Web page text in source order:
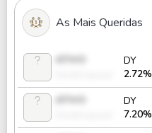
As Mais Queridas
DY
2.72%
DY
7.20%